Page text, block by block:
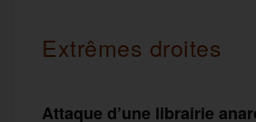
Extrêmes droites
Attaque d’une librairie